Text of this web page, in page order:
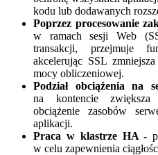
kodu lub dodawanych
Poprzez procesowanie
w ramach sesji Web
transakcji, przejmuje
akcelerując SSL
mocy obliczeniowej.
Podział obciążenia na
na kontencie
obciążenie zasobów
aplikacji.
Praca w klastrze HA -
w celu zapewnienia